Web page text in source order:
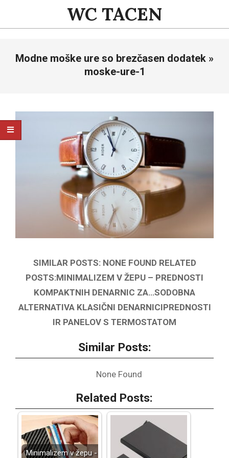
content
WC TACEN
Navigation
Modne moške ure so brezčasen dodatek »
moske-ure-1
SIMILAR POSTS: NONE FOUND RELATED
POSTS:MINIMALIZEM V ŽEPU – PREDNOSTI
KOMPAKTNIH DENARNIC ZA…SODOBNA
ALTERNATIVA KLASIČNI DENARNICIPREDNOSTI
IR PANELOV S TERMOSTATOM
Similar Posts:
None Found
Related Posts:
Minimalizem v žepu -